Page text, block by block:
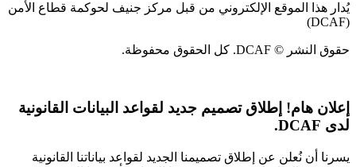
يُدار هذا الموقع الإلكتروني من قبل مركز جنيف لحوكمة قطاع الأمن
(DCAF)
حقوق النشر © DCAF. كل الحقوق محفوظة.
إعلان هام! إطلاق تصميم جديد لقواعد البيانات القانونية
لدى DCAF.
يسرنا أن نُعلن عن إطلاق تصميمنا الجديد لقواعد بياناتنا القانونية